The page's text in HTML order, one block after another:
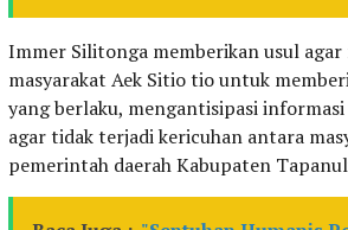
Immer Silitonga memberikan usul
masyarakat Aek Sitio tio untuk
yang berlaku, mengantisipasi
agar tidak terjadi kericuhan antara
pemerintah daerah Kabupaten